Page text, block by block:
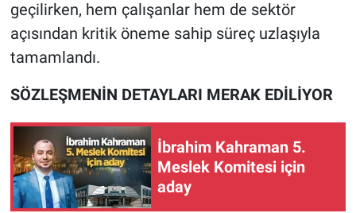
geçilirken, hem çalışanlar hem de sektör
açısından kritik öneme sahip süreç uzlaşıyla
tamamlandı.
SÖZLEŞMENİN DETAYLARI MERAK EDİLİYOR
İbrahim Kahraman 5.
Meslek Komitesi için
aday